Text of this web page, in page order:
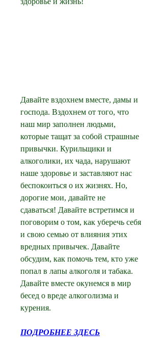
Давайте вздохнем вместе, дамы и
господа. Вздохнем от того, что
наш мир заполнен людьми,
которые тащат за собой страшные
привычки. Курильщики и
алкоголики, их чада, нарушают
наше здоровье и заставляют нас
беспокоиться о их жизнях. Но,
дорогие мои, давайте не
сдаваться! Давайте встретимся и
поговорим о том, как уберечь себя
и свою семью от влияния этих
вредных привычек. Давайте
обсудим, как помочь тем, кто уже
попал в лапы алкоголя и табака.
Давайте вместе окунемся в мир
бесед о вреде алкоголизма и
курения.
ПОДРОБНЕЕ ЗДЕСЬ